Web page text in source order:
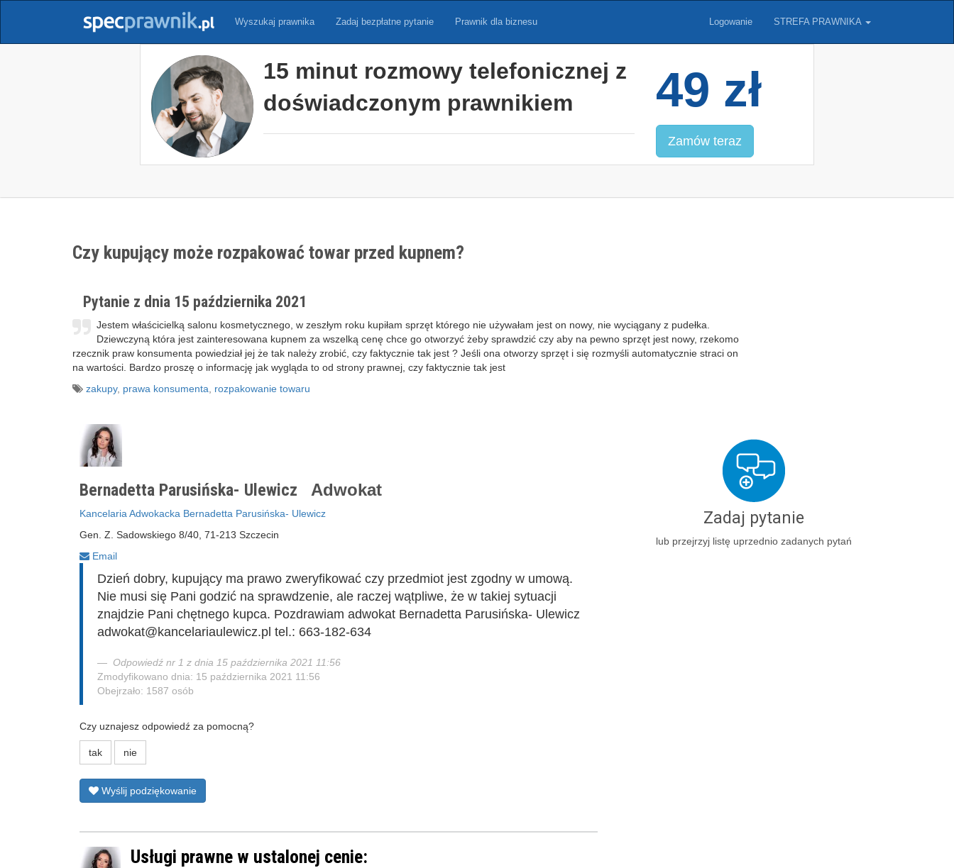
Wyszukaj prawnika Zadaj bezpłatne pytanie Prawnik dla biznesu Logowanie STREFA PRAWNIKA
15 minut rozmowy telefonicznej z
doświadczonym prawnikiem
49 zł
Zamów teraz
Czy kupujący może rozpakować towar przed kupnem?
Pytanie z dnia 15 października 2021
Jestem właścicielką salonu kosmetycznego, w zeszłym roku kupiłam sprzęt którego nie używałam jest on nowy, nie wyciągany z pudełka.
Dziewczyną która jest zainteresowana kupnem za wszelką cenę chce go otworzyć żeby sprawdzić czy aby na pewno sprzęt jest nowy, rzekomo
rzecznik praw konsumenta powiedział jej że tak należy zrobić, czy faktycznie tak jest ? Jeśli ona otworzy sprzęt i się rozmyśli automatycznie straci on
na wartości. Bardzo proszę o informację jak wygląda to od strony prawnej, czy faktycznie tak jest
zakupy, prawa konsumenta rozpakowanie towaru
Bernadetta Parusińska- Ulewicz Adwokat
Kancelaria Adwokacka Bernadetta Parusińska- Ulewicz
Gen. Z. Sadowskiego 8/40, 71-213 Szczecin
Email
Dzień dobry, kupujący ma prawo zweryfikować czy przedmiot jest zgodny w umową.
Nie musi się Pani godzić na sprawdzenie, ale raczej wątpliwe, że w takiej sytuacji
znajdzie Pani chętnego kupca. Pozdrawiam adwokat Bernadetta Parusińska- Ulewicz
adwokat@kancelariaulewicz.pl tel.: 663-182-634
Odpowiedź nr 1 z dnia 15 października 2021 11:56
Zmodyfikowano dnia: 15 października 2021 11:56
Obejrzało: 1587 osób
Czy uznajesz odpowiedź za pomocną?
tak nie
Wyślij podziękowanie
Usługi prawne w ustalonej cenie:
Zadaj pytanie
lub przejrzyj listę uprzednio zadanych pytań